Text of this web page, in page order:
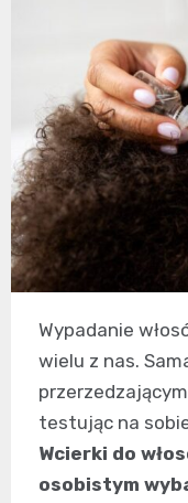
Wypadanie
wielu z nas.
testując na
Wcierki do
osobistym